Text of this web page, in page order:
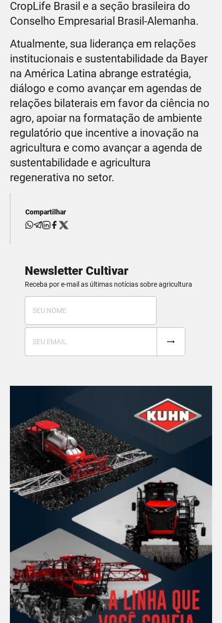
CropLife Brasil e a seção brasileira do
Conselho Empresarial Brasil-Alemanha.
Atualmente, sua liderança em relações
institucionais e sustentabilidade da Bayer
na América Latina abrange estratégia,
diálogo e como avançar em agendas de
relações bilaterais em favor da ciência no
agro, apoiar na formatação de ambiente
regulatório que incentive a inovação na
agricultura e como avançar a agenda de
sustentabilidade e agricultura
regenerativa no setor.
Compartilhar
Newsletter Cultivar
Receba por e-mail as últimas notícias sobre agricultura